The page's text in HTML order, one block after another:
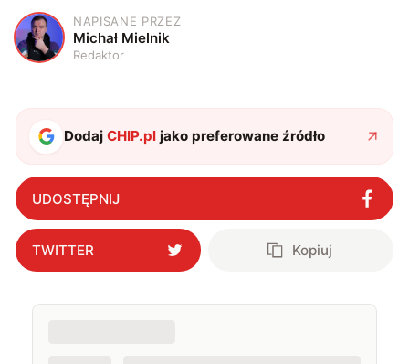
M
NAPISANE PRZEZ
Michał Mielnik
Redaktor
DodajCHIP.pl jako preferowane źródło
UDOSTĘPNIJ
TWITTER Kopiuj